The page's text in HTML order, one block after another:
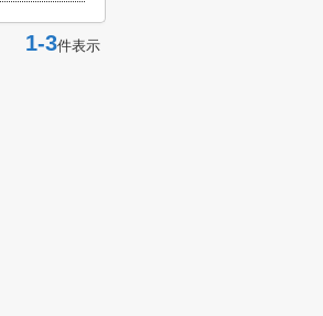
1-3件表示